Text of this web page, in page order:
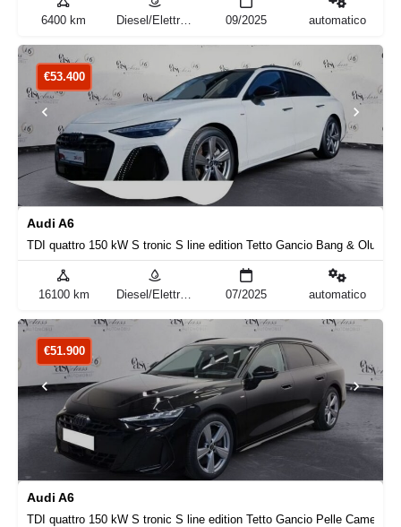
6400 km 09/2025 automatico
Audi A6
TDI quattro 150 kW S tronic S line edition Tetto Gancio Bang & Olufsen
€53.400
16100 km 07/2025 automatico
Audi A6
TDI quattro 150 kW S tronic S line edition Tetto Gancio Pelle Camera
€51.900